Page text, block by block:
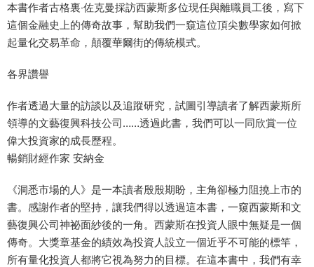
本書作者古格裏‧佐克曼採訪西蒙斯多位現任與離職員工後，寫下
這個金融史上的傳奇故事，幫助我們一窺這位頂尖數學家如何掀
起量化交易革命，顛覆華爾街的傳統模式。
各界讚譽
作者透過大量的訪談以及追蹤研究，試圖引導讀者了解西蒙斯所
領導的文藝復興科技公司……透過此書，我們可以一同欣賞一位
偉大投資家的成長歷程。
暢銷財經作家 安納金
《洞悉市場的人》是一本讀者殷殷期盼，主角卻極力阻撓上市的
書。感謝作者的堅持，讓我們得以透過這本書，一窺西蒙斯和文
藝復興公司神祕面紗後的一角。西蒙斯在投資人眼中無疑是一個
傳奇。大獎章基金的績效為投資人設立一個近乎不可能的標竿，
所有量化投資人都將它視為努力的目標。在這本書中，我們有幸